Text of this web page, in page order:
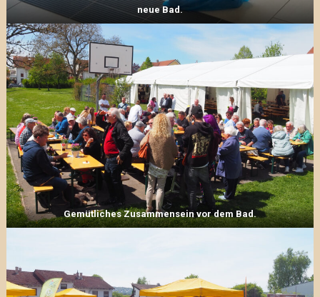
neue Bad.
Gemütliches Zusammensein vor dem Bad.